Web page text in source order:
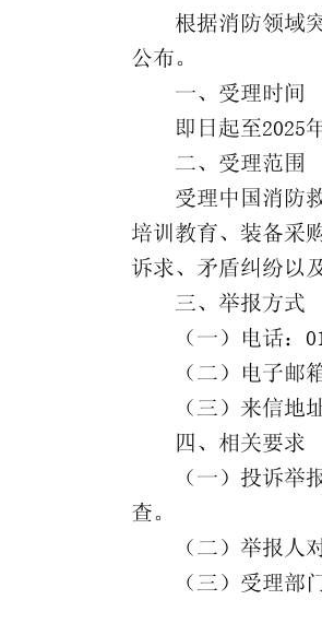
根据消防领域
公布。
一、受理时间
即日起至2025
二、受理范围
受理中国消防
培训教育、装备采
诉求、矛盾纠纷以
三、举报方式
（一）电话：
（二）电子
（三）来信地
四、相关要求
（一）投诉举
查。
（二）举报人
（三）受理部